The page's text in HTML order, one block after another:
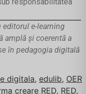
responsabilitatea
editorul e-learning
amplă și coerentă a
în pedagogia digitală
digitala, edulib, OER
creare RED, RED,